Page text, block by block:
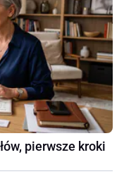
pierwsze kroki